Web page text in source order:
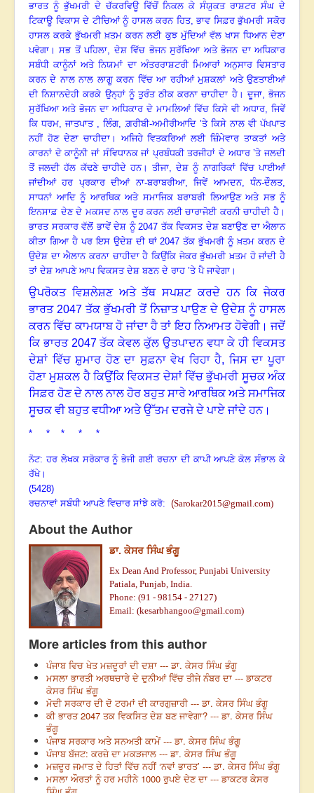
ਭਾਰਤ ਨੂੰ ਭੁੱਖਮਰੀ ਦੇ ਚੱਕਰਵਿਊ ਵਿੱਚੋਂ ਨਿਕਲ ਕੇ ਸੰਯੁਕਤ ਰਾਸ਼ਟਰ ਸੰਘ ਦੇ
ਟਿਕਾਊ ਵਿਕਾਸ ਦੇ ਟੀਚਿਆਂ ਨੂੰ ਹਾਸਲ ਕਰਨ ਹਿਤ,ਭਾਵ ਸਿਫ਼ਰ ਭੁੱਖਮਰੀ ਸਕੋਰ
ਹਾਸਲ ਕਰਕੇ ਭੁੱਖਮਰੀ ਖ਼ਤਮ ਕਰਨ ਲਈ ਕੁਝ ਮੁੱਦਿਆਂ ਵੱਲ ਖਾਸ ਧਿਆਨ ਦੇਣਾ
ਪਵੇਗਾ। ਸਭ ਤੋਂ ਪਹਿਲਾ, ਦੇਸ਼ ਵਿੱਚ ਭੋਜਨ ਸੁਰੱਖਿਆ ਅਤੇ ਭੋਜਨ ਦਾ ਅਧਿਕਾਰ
ਸਬੰਧੀ ਕਾਨੂੰਨਾਂ ਅਤੇ ਨਿਯਮਾਂ ਦਾ ਅੰਤਰਰਾਸ਼ਟਰੀ ਮਿਆਰਾਂ ਅਨੁਸਾਰ ਵਿਸਤਾਰ
ਕਰਨ ਦੇ ਨਾਲ ਨਾਲ ਲਾਗੂ ਕਰਨ ਵਿੱਚ ਆ ਰਹੀਆਂ ਮੁਸ਼ਕਲਾਂ ਅਤੇ ਉਣਤਾਈਆਂ
ਦੀ ਨਿਸ਼ਾਨਦੇਹੀ ਕਰਕੇ ਉਨ੍ਹਾਂ ਨੂੰ ਤੁਰੰਤ ਠੀਕ ਕਰਨਾ ਚਾਹੀਦਾ ਹੈ। ਦੂਜਾ,ਭੋਜਨ
ਸੁਰੱਖਿਆ ਅਤੇ ਭੋਜਨ ਦਾ ਅਧਿਕਾਰ ਦੇ ਮਾਮਲਿਆਂ ਵਿੱਚ ਕਿਸੇ ਵੀ ਅਧਾਰ, ਜਿਵੇਂ
ਕਿ ਧਰਮ,ਜਾਤਪਾਤ ,ਲਿੰਗ, ਗ਼ਰੀਬੀ-ਅਮੀਰੀਆਦਿ’ਤੇ ਕਿਸੇ ਨਾਲ ਵੀ ਪੱਖਪਾਤ
ਨਹੀਂ ਹੋਣ ਦੇਣਾ ਚਾਹੀਦਾ। ਅਜਿਹੇ ਵਿਤਕਰਿਆਂ ਲਈ ਜ਼ਿੰਮੇਵਾਰ ਤਾਕਤਾਂ ਅਤੇ
ਕਾਰਨਾਂ ਦੇ ਕਾਨੂੰਨੀ ਜਾਂ ਸੰਵਿਧਾਨਕ ਜਾਂ ਪ੍ਰਬੰਧਕੀ ਤਰਜੀਹਾਂ ਦੇ ਅਧਾਰ ’ਤੇ ਜਲਦੀ
ਤੋਂ ਜਲਦੀ ਹੱਲ ਕੱਢਣੇ ਚਾਹੀਦੇ ਹਨ। ਤੀਜਾ,ਦੇਸ਼ ਨੂੰ ਨਾਗਰਿਕਾਂ ਵਿੱਚ ਪਾਈਆਂ
ਜਾਂਦੀਆਂ ਹਰ ਪ੍ਰਕਾਰ ਦੀਆਂ ਨਾ-ਬਰਾਬਰੀਆ,ਜਿਵੇਂ ਆਮਦਨ,ਧੰਨ-ਦੌਲਤ,
ਸਾਧਨਾਂ ਆਦਿ ਨੂੰ ਆਰਥਿਕ ਅਤੇ ਸਮਾਜਿਕ ਬਰਾਬਰੀ ਲਿਆਉਣ ਅਤੇ ਸਭ ਨੂੰ
ਇਨਸਾਫ਼ ਦੇਣ ਦੇ ਮਕਸਦ ਨਾਲ ਦੂਰ ਕਰਨ ਲਈ ਚਾਰਾਜੋਈ ਕਰਨੀ ਚਾਹੀਦੀ ਹੈ।
ਭਾਰਤ ਸਰਕਾਰ ਵੱਲੋਂ ਭਾਵੇਂ ਦੇਸ਼ ਨੂੰ 2047 ਤੱਕ ਵਿਕਸਤ ਦੇਸ਼ ਬਣਾਉਣ ਦਾ ਐਲਾਨ
ਕੀਤਾ ਗਿਆ ਹੈ ਪਰ ਇਸ ਉਦੇਸ਼ ਦੀ ਥਾਂ 2047 ਤੱਕ ਭੁੱਖਮਰੀ ਨੂੰ ਖ਼ਤਮ ਕਰਨ ਦੇ
ਉਦੇਸ਼ ਦਾ ਐਲਾਨ ਕਰਨਾ ਚਾਹੀਦਾ ਹੈ ਕਿਉਂਕਿ ਜੇਕਰ ਭੁੱਖਮਰੀ ਖ਼ਤਮ ਹੋ ਜਾਂਦੀ ਹੈ
ਤਾਂ ਦੇਸ਼ ਆਪਣੇ ਆਪ ਵਿਕਸਤ ਦੇਸ਼ ਬਣਨ ਦੇ ਰਾਹ ’ਤੇ ਪੈ ਜਾਵੇਗਾ।
ਉਪਰੋਕਤ ਵਿਸ਼ਲੇਸ਼ਣ ਅਤੇ ਤੱਥ ਸਪਸ਼ਟ ਕਰਦੇ ਹਨ ਕਿ ਜੇਕਰ
ਭਾਰਤ 2047 ਤੱਕ ਭੁੱਖਮਰੀ ਤੋਂ ਨਿਜ਼ਾਤ ਪਾਉਣ ਦੇ ਉਦੇਸ਼ ਨੂੰ ਹਾਸਲ
ਕਰਨ ਵਿੱਚ ਕਾਮਯਾਬ ਹੋ ਜਾਂਦਾ ਹੈ ਤਾਂ ਇਹ ਨਿਆਮਤ ਹੋਵੇਗੀ। ਜਦੋਂ
ਕਿ ਭਾਰਤ 2047 ਤੱਕ ਕੇਵਲ ਕੁੱਲ ਉਤਪਾਦਨ ਵਧਾ ਕੇ ਹੀ ਵਿਕਸਤ
ਦੇਸ਼ਾਂ ਵਿੱਚ ਸ਼ੁਮਾਰ ਹੋਣ ਦਾ ਸੁਫ਼ਨਾ ਵੇਖ ਰਿਹਾ ਹੈ, ਜਿਸ ਦਾ ਪੂਰਾ
ਹੋਣਾ ਮੁਸ਼ਕਲ ਹੈ ਕਿਉਂਕਿ ਵਿਕਸਤ ਦੇਸ਼ਾਂ ਵਿੱਚ ਭੁੱਖਮਰੀ ਸੂਚਕ ਅੰਕ
ਸਿਫ਼ਰ ਹੋਣ ਦੇ ਨਾਲ ਨਾਲ ਹੋਰ ਬਹੁਤ ਸਾਰੇ ਆਰਥਿਕ ਅਤੇ ਸਮਾਜਿਕ
ਸੂਚਕ ਵੀ ਬਹੁਤ ਵਧੀਆ ਅਤੇ ਉੱਤਮ ਦਰਜੇ ਦੇ ਪਾਏ ਜਾਂਦੇ ਹਨ।
* * * * *
ਨੋਟ: ਹਰ ਲੇਖਕ ਸਰੋਕਾਰ ਨੂੰ ਭੇਜੀ ਗਈ ਰਚਨਾ ਦੀ ਕਾਪੀ ਆਪਣੇ ਕੋਲ ਸੰਭਾਲ ਕੇ
ਰੱਖੇ।
(5428)
ਰਚਨਾਵਾਂ ਸਬੰਧੀ ਆਪਣੇ ਵਿਚਾਰ ਸਾਂਝੇ ਕਰੋ: (Sarokar2015@gmail.com)
About the Author
ਡਾ. ਕੇਸਰ ਸਿੰਘ ਭੰਗੂ
Ex Dean And Professor, Punjabi University
Patiala, Punjab, India.
Phone: (91 - 98154 - 27127)
Email: (kesarbhangoo@gmail.com)
More articles from this author
ਪੰਜਾਬ ਵਿਚ ਖੇਤ ਮਜ਼ਦੂਰਾਂ ਦੀ ਦਸ਼ਾ --- ਡਾ. ਕੇਸਰ ਸਿੰਘ ਭੰਗੂ
ਮਸਲਾ ਭਾਰਤੀ ਅਰਥਚਾਰੇ ਦੇ ਦੁਨੀਆਂ ਵਿੱਚ ਤੀਜੇ ਨੰਬਰ ਦਾ --- ਡਾਕਟਰ
ਕੇਸਰ ਸਿੰਘ ਭੰਗੂ
ਮੋਦੀ ਸਰਕਾਰ ਦੀ ਦੋ ਟਰਮਾਂ ਦੀ ਕਾਰਗੁਜ਼ਾਰੀ --- ਡਾ. ਕੇਸਰ ਸਿੰਘ ਭੰਗੂ
ਕੀ ਭਾਰਤ 2047 ਤਕ ਵਿਕਸਿਤ ਦੇਸ਼ ਬਣ ਜਾਵੇਗਾ? --- ਡਾ. ਕੇਸਰ ਸਿੰਘ
ਭੰਗੂ
ਪੰਜਾਬ ਸਰਕਾਰ ਅਤੇ ਸਨਅਤੀ ਕਾਮੇਂ --- ਡਾ. ਕੇਸਰ ਸਿੰਘ ਭੰਗੂ
ਪੰਜਾਬ ਬੱਜਟ: ਕਰਜ਼ੇ ਦਾ ਮਕੜਜਾਲ --- ਡਾ. ਕੇਸਰ ਸਿੰਘ ਭੰਗੂ
ਮਜ਼ਦੂਰ ਜਮਾਤ ਦੇ ਹਿਤਾਂ ਵਿੱਚ ਨਹੀਂ ‘ਨਵਾਂ ਭਾਰਤ’ --- ਡਾ. ਕੇਸਰ ਸਿੰਘ ਭੰਗੂ
ਮਸਲਾ ਔਰਤਾਂ ਨੂੰ ਹਰ ਮਹੀਨੇ 1000 ਰੁਪਏ ਦੇਣ ਦਾ --- ਡਾਕਟਰ ਕੇਸਰ